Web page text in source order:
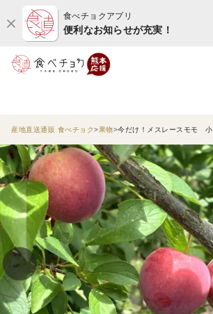
食べチョクアプリ
便利なお知らせが充実！
産地直送通販 食べチョク 果物 今だけ！メスレースモモ 小